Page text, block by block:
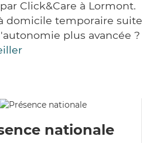
Click&Care à Lormont.
domicile temporaire
plus avancée ?
nationale